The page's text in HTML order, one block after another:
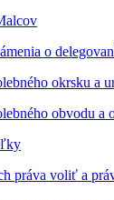
o
okrsku a
obvodu a
práva voliť a